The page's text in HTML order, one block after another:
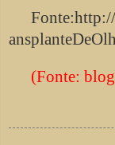
(Fonte: